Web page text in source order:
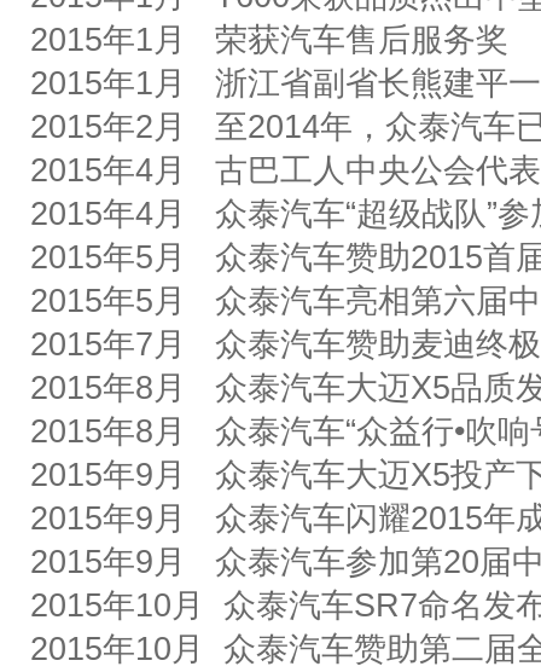
2015年1月
荣获汽车售后服务奖
2015年1月
浙江省副省长熊建平
2015年2月 至2014年， 众泰汽车
2015年4月
古巴工人中央公会代
2015年4月 众泰汽车“超级战队”参
2015年5月 众泰汽车赞助2015首
2015年5月
众泰汽车亮相第六届
2015年7月
众泰汽车赞助麦迪终
2015年8月 众泰汽车大迈X5品质
2015年8月 众泰汽车“众益行•吹响
2015年9月 众泰汽车大迈X5投产
2015年9月 众泰汽车闪耀2015年
2015年9月 众泰汽车参加第20届
2015年10月 众泰汽车SR7命名发
2015年10月
众泰汽车赞助第二届